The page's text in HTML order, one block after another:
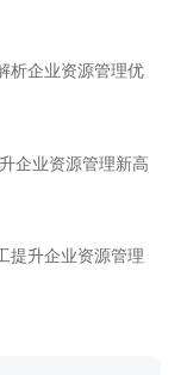
析企业资源管理优
企业资源管理新高
提升企业资源管理